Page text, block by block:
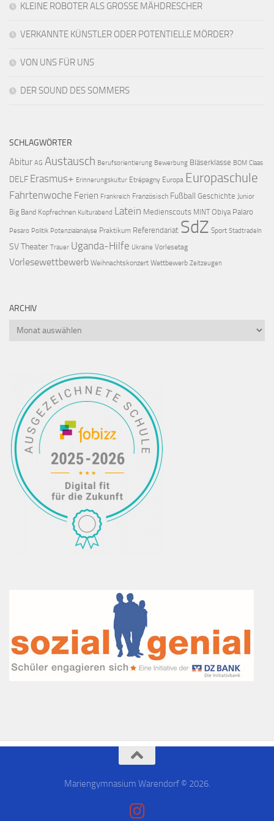
KLEINE ROBOTER ALS GROSSE MÄHDRESCHER
VERKANNTE KÜNSTLER ODER POTENTIELLE MÖRDER?
VON UNS FÜR UNS
DER SOUND DES SOMMERS
SCHLAGWÖRTER
Abitur AG Austausch Berufsorientierung Bewerbung Bläserklasse BOM Claas
DELF Erasmus+ Erinnerungskultur Etrépagny Europa Europaschule
Fahrtenwoche Ferien Frankreich Französisch Fußball Geschichte Junior
Big Band Kopfrechnen Kulturabend Latein Medienscouts MINT Obiya Palaro
Pesaro Politik Potenzialanalyse Praktikum Referendariat SdZ Sport Stadtradeln
SVTheater Trauer Uganda-Hilfe Ukraine Vorlesetag
Vorlesewettbewerb Weihnachtskonzert Wettbewerb Zeitzeugen
ARCHIV
Mariengymnasium Warendorf © 2026.